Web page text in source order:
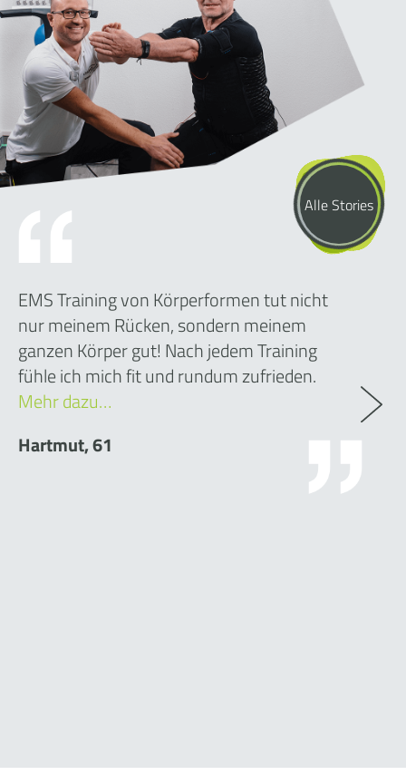
Alle Stories
EMS Training von Körperformen tut nicht
nur meinem Rücken, sondern meinem
ganzen Körper gut! Nach jedem Training
fühle ich mich fit und rundum zufrieden.
Mehr dazu…
Hartmut, 61